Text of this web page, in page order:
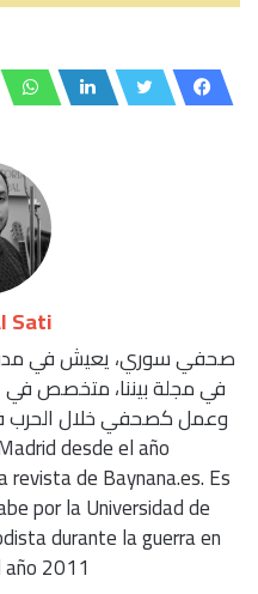
Sati
في مجلة بيننا، متخصص
desde el año
de Baynana.es. Es
por la Universidad de
durante la guerra en
2011.